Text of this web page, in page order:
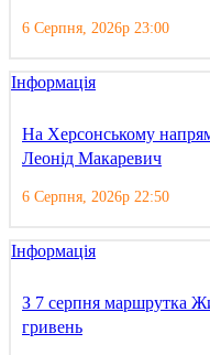
6 Серпня, 2026р 23:00
Інформація
На Херсонському
Леонід Макаревич
6 Серпня, 2026р 22:50
Інформація
З 7 серпня маршрутка
гривень